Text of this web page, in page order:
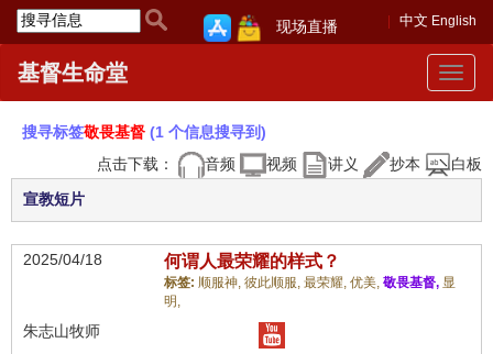
中文 English
现场直播
Toggle
基督生命堂
搜寻标签敬畏基督 (1 个信息搜寻到)
点击下载：
音频 视频 讲义 抄本 白板
宣教短片
2025/04/18 何谓人最荣耀的样式？
标签: 顺服神, 彼此顺服, 最荣耀, 优美, 敬畏基督, 显
明,
朱志山牧师